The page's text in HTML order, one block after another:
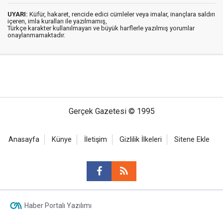
UYARI: Küfür, hakaret, rencide edici cümleler veya imalar, inançlara saldırı
içeren, imla kuralları ile yazılmamış,
Türkçe karakter kullanılmayan ve büyük harflerle yazılmış yorumlar
onaylanmamaktadır.
Gerçek Gazetesi © 1995
Anasayfa Künye İletişim Gizlilik İlkeleri Sitene Ekle
Haber Portalı Yazılımı